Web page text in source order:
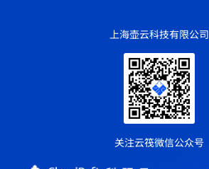
上海壶云科技有限公司
关注云筏微信公众号